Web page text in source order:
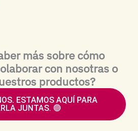
más sobre cómo
con nosotras o
productos?
ESTAMOS AQUÍ PARA
JUNTAS. 🟢